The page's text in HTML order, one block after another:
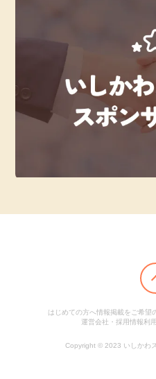
はじめての方へ情報掲載をご希望
運営会社・採用情報利
Copyright © 2023 いしかわ